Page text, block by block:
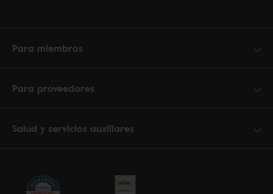
Para miembros
Para proveedores
Salud y servicios auxiliares